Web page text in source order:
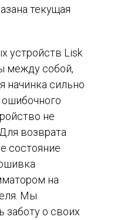
текущая
устройств Lisk
между собой,
начинка сильно
ошибочного
не
возврата
состояние
на
Мы
заботу о своих